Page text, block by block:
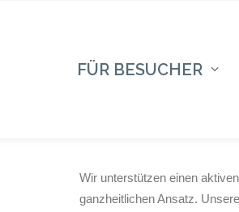
FÜR BESUCHER
Wir unterstützen einen
ganzheitlichen Ansatz.